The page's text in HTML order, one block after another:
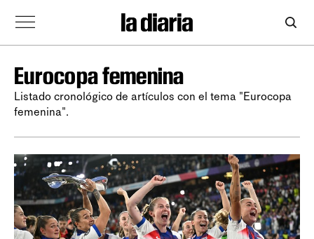
Eurocopa femenina
Listado cronológico de artículos con el tema "Eurocopa
femenina".